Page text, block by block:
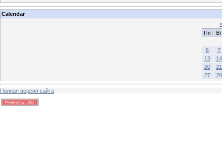
Calendar
«
Пн
Вт
6
7
13
14
20
21
27
28
Полная версия сайта